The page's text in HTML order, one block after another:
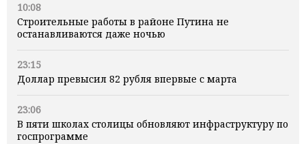
10:08
Строительные работы в районе Путина не
останавливаются даже ночью
23:15
Доллар превысил 82 рубля впервые с марта
23:06
В пяти школах столицы обновляют инфраструктуру по
госпрограмме